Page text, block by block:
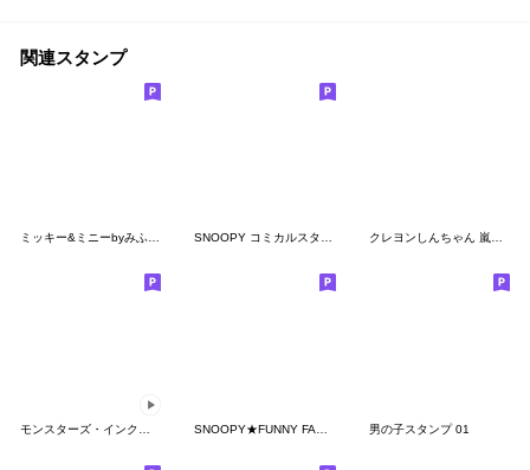
関連スタンプ
ミッキー&ミニーbyみふねたかし SNOOPY コミカルスタンプ クレヨンしんちゃん 嵐を呼ぶスタンプ！
男の子スタンプ 01